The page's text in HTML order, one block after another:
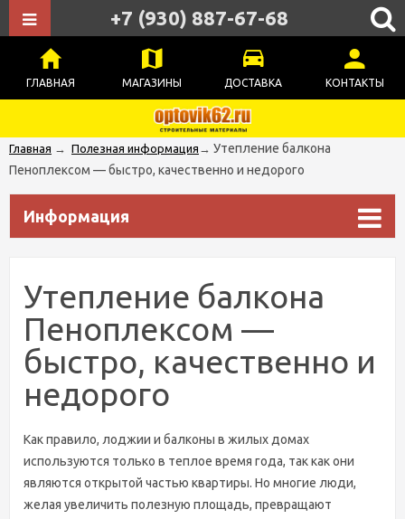
ГЛАВНАЯ МАГАЗИНЫ ДОСТАВКА КОНТАКТЫ
+7 (930) 887-67-68
Главная → Полезная информация → Утепление балкона
Пеноплексом — быстро, качественно и недорого
Информация
Утепление балкона
Пеноплексом —
быстро, качественно и
недорого
Как правило, лоджии и балконы в жилых домах
используются только в теплое время года, так как они
являются открытой частью квартиры. Но многие люди,
желая увеличить полезную площадь, превращают